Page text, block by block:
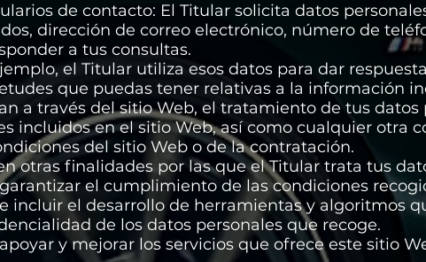
de contacto: El Titular solicita datos
dirección de correo electrónico, número de
a tus consultas.
el Titular utiliza esos datos para dar
que puedas tener relativas a la información
a través del sitio Web, el tratamiento de tus
incluidos en el sitio Web, así como cualquier otra
del sitio Web o de la contratación.
otras finalidades por las que el Titular trata tus
el cumplimiento de las condiciones
incluir el desarrollo de herramientas y algoritmos
de los datos personales que recoge.
y mejorar los servicios que ofrece este sitio